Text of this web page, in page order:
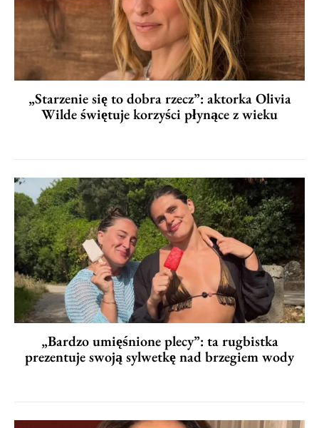
„Starzenie się to dobra rzecz”: aktorka Olivia
Wilde świętuje korzyści płynące z wieku
„Bardzo umięśnione plecy”: ta rugbistka
prezentuje swoją sylwetkę nad brzegiem wody